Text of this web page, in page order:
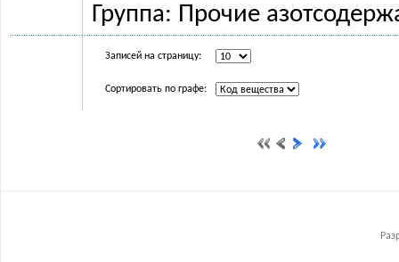
Группа: Прочие
Записей на страницу:
Сортировать по графе: